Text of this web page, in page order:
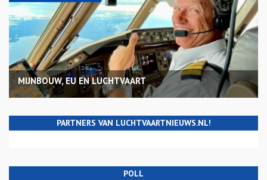
MIJNBOUW, EU EN LUCHTVAART
PARTNERS VAN LUCHTVAARTNIEUWS.NL!
POLL